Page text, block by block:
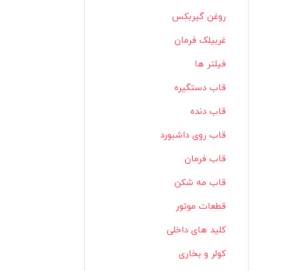
روغن گیربکس
غربیلک فرمان
فیلتر ها
قاب دستگیره
قاب دنده
قاب روی داشبورد
قاب فرمان
قاب مه شکن
قطعات موتور
کلید های داخلی
کولر و بخاری